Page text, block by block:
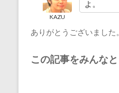
KAZU
よ。
ありがとうございました。
この記事をみんな